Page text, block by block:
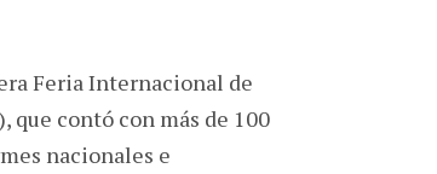
Feria Internacional de
que contó con más de 100
nacionales e